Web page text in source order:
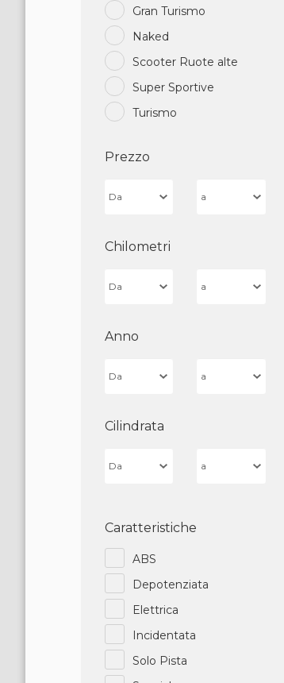
Gran Turismo
Naked
Scooter Ruote alte
Super Sportive
Turismo
Prezzo
Chilometri
Anno
Cilindrata
Caratteristiche
ABS
Depotenziata
Elettrica
Incidentata
Solo Pista